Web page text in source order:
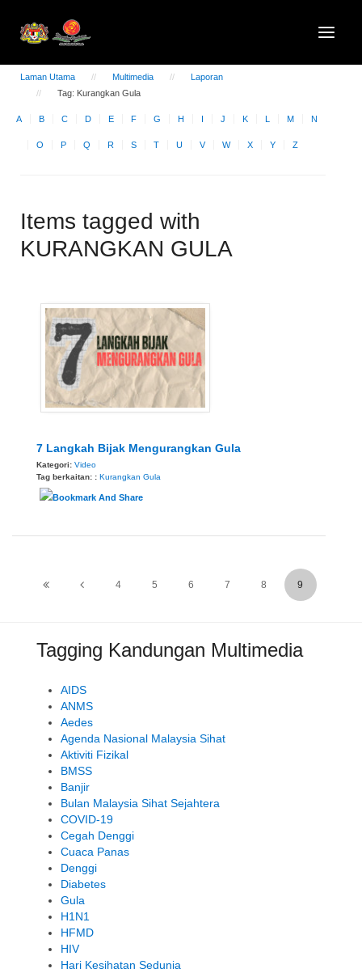
Laman Utama Multimedia
Laporan
Tag: Kurangkan Gula
A B C D E F G H I J K L M N
O P Q R S T U V W X Y Z
Items tagged with
KURANGKAN GULA
7 Langkah Bijak Mengurangkan Gula
Kategori: Video
Tag berkaitan: : Kurangkan Gula
4 5 6 7 8 9
Tagging Kandungan Multimedia
AIDS
ANMS
Aedes
Agenda Nasional Malaysia Sihat
Aktiviti Fizikal
BMSS
Banjir
Bulan Malaysia Sihat Sejahtera
COVID-19
Cegah Denggi
Cuaca Panas
Denggi
Diabetes
Gula
H1N1
HFMD
HIV
Hari Kesihatan Sedunia